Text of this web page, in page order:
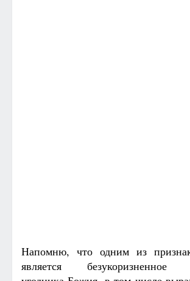
Напомню, что одним из
является безукоризненное